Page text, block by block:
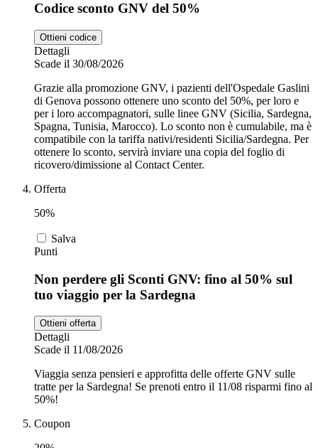
Codice sconto GNV del 50%
Ottieni codice
Dettagli
Scade il 30/08/2026
Grazie alla promozione GNV, i pazienti dell'Ospedale Gaslini
di Genova possono ottenere uno sconto del 50%, per loro e
per i loro accompagnatori, sulle linee GNV (Sicilia, Sardegna,
Spagna, Tunisia, Marocco). Lo sconto non è cumulabile, ma è
compatibile con la tariffa nativi/residenti Sicilia/Sardegna. Per
ottenere lo sconto, servirà inviare una copia del foglio di
ricovero/dimissione al Contact Center.
Offerta
50%
Salva
Punti
Non perdere gli Sconti GNV: fino al 50% sul
tuo viaggio per la Sardegna
Ottieni offerta
Dettagli
Scade il 11/08/2026
Viaggia senza pensieri e approfitta delle offerte GNV sulle
tratte per la Sardegna! Se prenoti entro il 11/08 risparmi fino al
50%!
Coupon